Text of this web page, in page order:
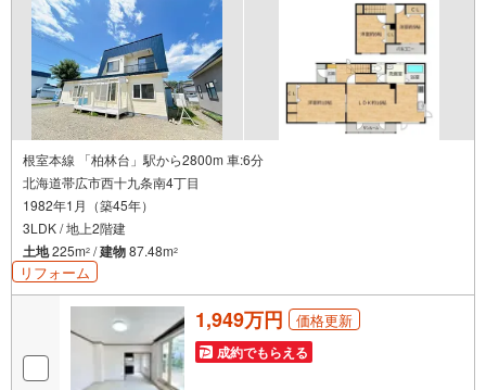
根室本線 「柏林台」駅から2800m 車:6分
北海道帯広市西十九条南4丁目
1982年1月（築45年）
3LDK / 地上2階建
土地225m2 /建物87.48m2
リフォーム
1,949万円 価格更新
成約でもらえる